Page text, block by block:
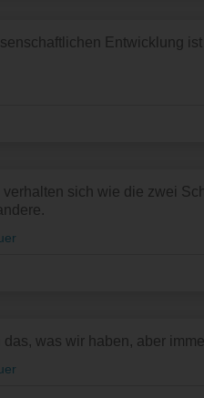
Entwicklung
sich wie die zwei
was wir haben, aber